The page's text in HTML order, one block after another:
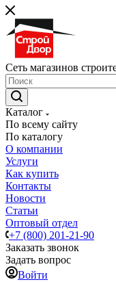
Сеть магазинов
Каталог
По всему сайту
По каталогу
О компании
Услуги
Как купить
Контакты
Новости
Статьи
Оптовый отдел
+7 (800) 201-21-90
Заказать звонок
Задать вопрос
Войти